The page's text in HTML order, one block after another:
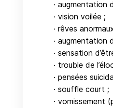
· augmentation
· vision voilée ;
· rêves
· augmentation
· sensation
· trouble de
· pensées
· souffle court ;
· vomissement